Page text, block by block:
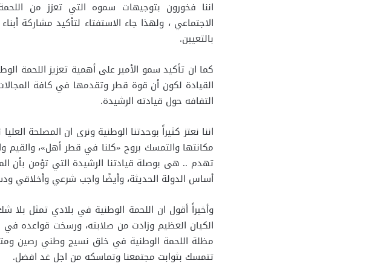
اننا فخورون بتوجيهات سموه التي تعزز من
الاجتماعي ، ولهذا جاء الاستفتاء لتأكيد مشاركة
بالتعيين.
كما ان تأكيد سمو الأمير على أهمية تعزيز اللحمة
القيادة لكون أن قوة قطر وتقدمها في كافة
التفافه حول قيادته الرشيدة.
اننا نعتز كثيراً بوحدتنا الوطنية ونرى ان المصلحة
مكانتها والتمسك بروح «كلنا في قطر أهل»، والقيم
تهدم .. هى بوصلة قيادتنا الرشيدة التي تؤمن بأن
أساس الدولة الحديثة، وأيضًا واجب شرعي وأخلاقي
وأخيراً أقول ان اللحمة الوطنية في بلادي تمثل
الكيان العظيم وزادت من صلابته، ورسخت قواعده في
مظلة اللحمة الوطنية في خلق نسيج وطني رصين
تتمسك بثوابت مجتمعنا وتماسكه من اجل غد افضل.